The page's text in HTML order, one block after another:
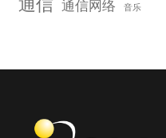
通信网络 音乐